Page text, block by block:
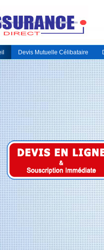
Devis Mutuelle Célibataire